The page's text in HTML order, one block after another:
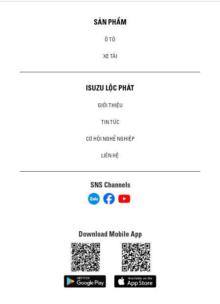
SẢN PHẨM
Ô TÔ
XE TẢI
ISUZU LỘC PHÁT
GIỚI THIỆU
TIN TỨC
CƠ HỘI NGHỀ NGHIỆP
LIÊN HỆ
SNS Channels
Download Mobile App